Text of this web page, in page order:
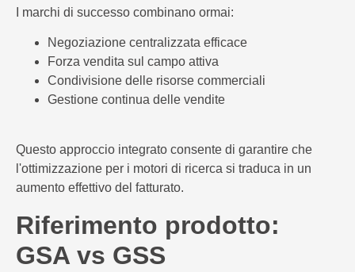
I marchi di successo combinano ormai:
Negoziazione centralizzata efficace
Forza vendita sul campo attiva
Condivisione delle risorse commerciali
Gestione continua delle vendite
Questo approccio integrato consente di garantire che
l'ottimizzazione per i motori di ricerca si traduca in un
aumento effettivo del fatturato.
Riferimento prodotto:
GSA vs GSS